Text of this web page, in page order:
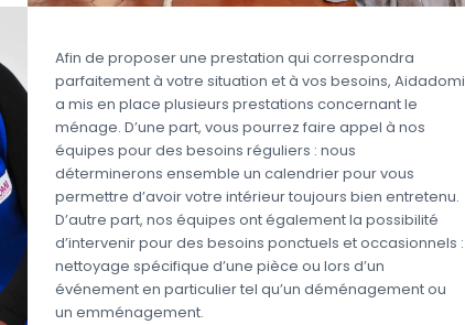
Afin de proposer une prestation qui correspondra
parfaitement à votre situation et à vos besoins, Aidadomi
a mis en place plusieurs prestations concernant le
ménage. D’une part, vous pourrez faire appel à nos
équipes pour des besoins réguliers : nous
déterminerons ensemble un calendrier pour vous
permettre d’avoir votre intérieur toujours bien entretenu.
D’autre part, nos équipes ont également la possibilité
d’intervenir pour des besoins ponctuels et occasionnels :
nettoyage spécifique d’une pièce ou lors d’un
événement en particulier tel qu’un déménagement ou
un emménagement.